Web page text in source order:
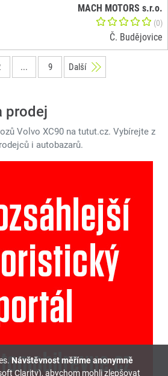
MACH MOTORS s.r.o.
(0)
Č. Budějovice
... 9 Další
prodej
Volvo XC90 na tutut.cz. Vybírejte z
i autobazarů.
Návštěvnost měříme anonymně
Clarity), abychom mohli zlepšovat